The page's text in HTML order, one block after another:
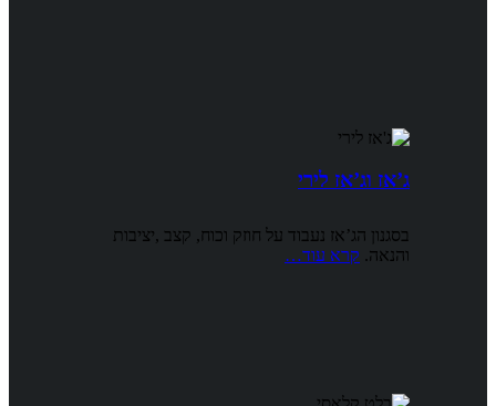
ג’אז וג’אז לירי
בסגנון הג’אז נעבוד על חוזק וכוח, קצב ,יציבות
והנאה. קרא עוד…